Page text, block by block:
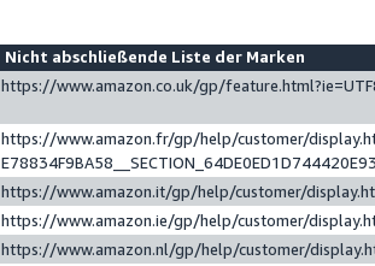
Nicht abschließende Liste der Marken
https://www.amazon.co.uk/gp/
https://www.amazon.fr/gp/help/customer/
https://www.amazon.it/gp/help/customer/
https://www.amazon.ie/gp/help/customer/
https://www.amazon.nl/gp/help/customer/